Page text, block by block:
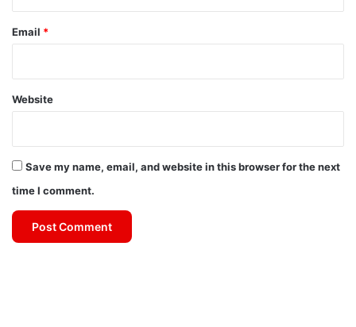
Email *
Website
Save my name, email, and website in this browser for the next
time I comment.